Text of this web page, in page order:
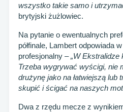
wszystko takie samo i
brytyjski żużlowiec.
Na pytanie o ewentualnych
półfinale, Lambert odpowiada
profesjonalny –„W Ekstralidze
Trzeba wygrywać wyścigi, nie
drużynę jako na łatwiejszą lub
skupić i ścigać na naszych
Dwa z rzędu mecze z